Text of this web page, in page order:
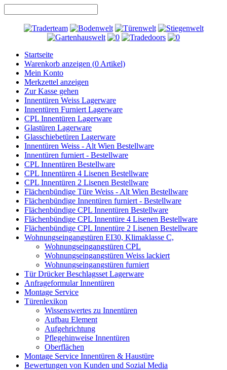
Startseite
Warenkorb anzeigen (0 Artikel)
Mein Konto
Merkzettel anzeigen
Zur Kasse gehen
Innentüren Weiss Lagerware
Innentüren Furniert Lagerware
CPL Innentüren Lagerware
Glastüren Lagerware
Glasschiebetüren Lagerware
Innentüren Weiss - Alt Wien Bestellware
Innentüren furniert - Bestellware
CPL Innentüren Bestellware
CPL Innentüren 4 Lisenen Bestellware
CPL Innentüren 2 Lisenen Bestellware
Flächenbündige Türe Weiss - Alt Wien Bestellware
Flächenbündige Innentüren furniert - Bestellware
Flächenbündige CPL Innentüren Bestellware
Flächenbündige CPL Innentüre 4 Lisenen Bestellware
Flächenbündige CPL Innentüre 2 Lisenen Bestellware
Wohnungseingangstüren EI30, Klimaklasse C,
Wohnungseingangstüren CPL
Wohnungseingangstüren Weiss lackiert
Wohnungseingangstüren furniert
Tür Drücker Beschlagsset Lagerware
Anfrageformular Innentüren
Montage Service
Türenlexikon
Wissenswertes zu Innentüren
Aufbau Element
Aufgehrichtung
Pflegehinweise Innentüren
Oberflächen
Montage Service Innentüren & Haustüre
Bewertungen von Kunden und Sozial Media